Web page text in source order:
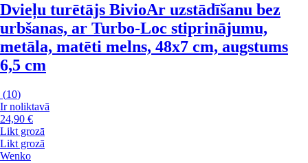
Dvieļu turētājs BivioAr uzstādīšanu bez
urbšanas, ar Turbo-Loc stiprinājumu,
metāla, matēti melns, 48x7 cm, augstums
6,5 cm
(10)
Ir noliktavā
24,90 €
Likt grozā
Likt grozā
Wenko